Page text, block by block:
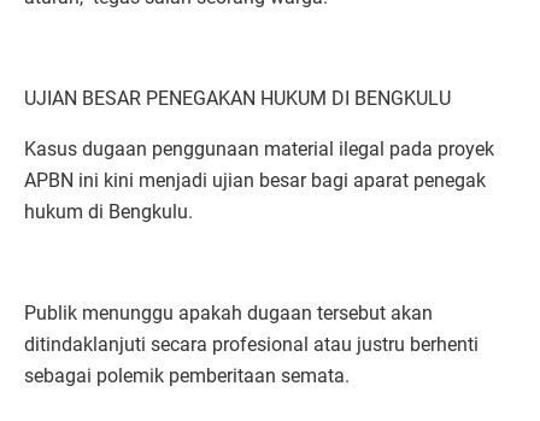
UJIAN BESAR PENEGAKAN HUKUM DI BENGKULU
Kasus dugaan penggunaan material ilegal pada proyek
APBN ini kini menjadi ujian besar bagi aparat penegak
hukum di Bengkulu.
Publik menunggu apakah dugaan tersebut akan
ditindaklanjuti secara profesional atau justru berhenti
sebagai polemik pemberitaan semata.